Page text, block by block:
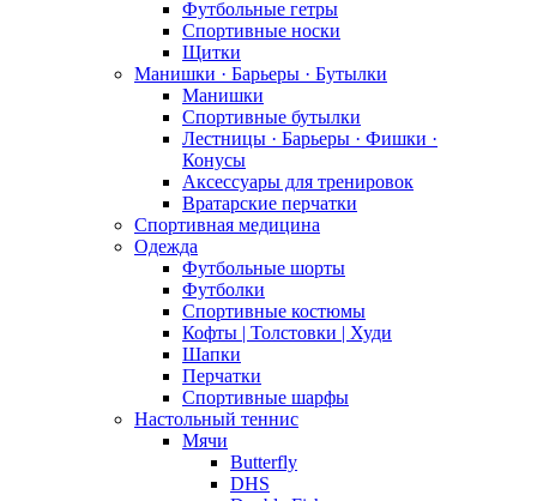
Футбольные гетры
Спортивные носки
Щитки
Манишки · Барьеры · Бутылки
Манишки
Спортивные бутылки
Лестницы · Барьеры · Фишки ·
Конусы
Аксессуары для тренировок
Вратарские перчатки
Спортивная медицина
Одежда
Футбольные шорты
Футболки
Спортивные костюмы
Кофты | Толстовки | Худи
Шапки
Перчатки
Спортивные шарфы
Настольный теннис
Мячи
Butterfly
DHS